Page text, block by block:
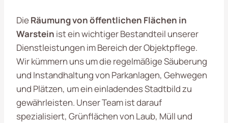
DieRäumung von öffentlichen Flächen in
Warstein ist ein wichtiger Bestandteil unserer
Dienstleistungen im Bereich der Objektpflege.
Wir kümmern uns um die regelmäßige Säuberung
und Instandhaltung von Parkanlagen, Gehwegen
und Plätzen, um ein einladendes Stadtbild zu
gewährleisten. Unser Team ist darauf
spezialisiert, Grünflächen von Laub, Müll und